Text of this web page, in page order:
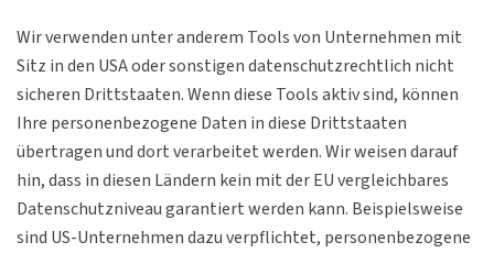
Wir verwenden unter anderem Tools von Unternehmen mit
Sitz in den USA oder sonstigen datenschutzrechtlich nicht
sicheren Drittstaaten. Wenn diese Tools aktiv sind, können
Ihre personenbezogene Daten in diese Drittstaaten
übertragen und dort verarbeitet werden. Wir weisen darauf
hin, dass in diesen Ländern kein mit der EU vergleichbares
Datenschutzniveau garantiert werden kann. Beispielsweise
sind US-Unternehmen dazu verpflichtet, personenbezogene